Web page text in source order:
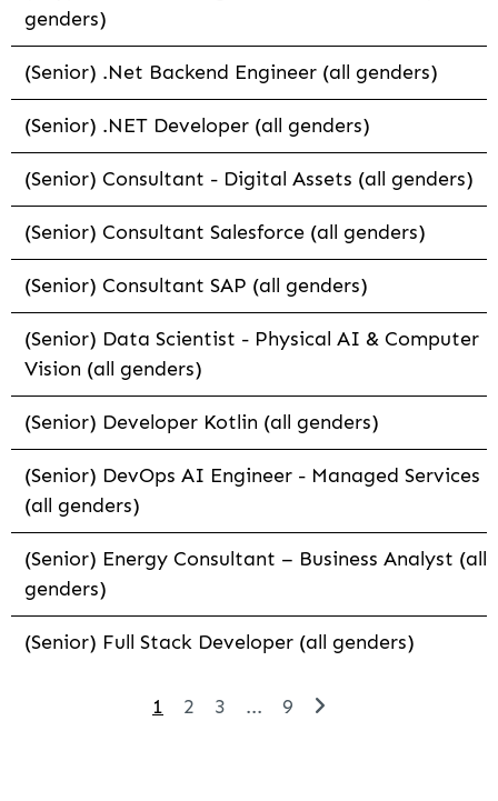
genders)
(Senior) .Net Backend Engineer (all genders)
(Senior) .NET Developer (all genders)
(Senior) Consultant - Digital Assets (all genders)
(Senior) Consultant Salesforce (all genders)
(Senior) Consultant SAP (all genders)
(Senior) Data Scientist - Physical AI & Computer
Vision (all genders)
(Senior) Developer Kotlin (all genders)
(Senior) DevOps AI Engineer - Managed Services
(all genders)
(Senior) Energy Consultant – Business Analyst (all
genders)
(Senior) Full Stack Developer (all genders)
1 2 3 ... 9